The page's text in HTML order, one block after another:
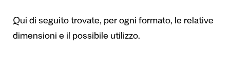
Qui di seguito trovate, per ogni formato, le relative
dimensioni e il possibile utilizzo.